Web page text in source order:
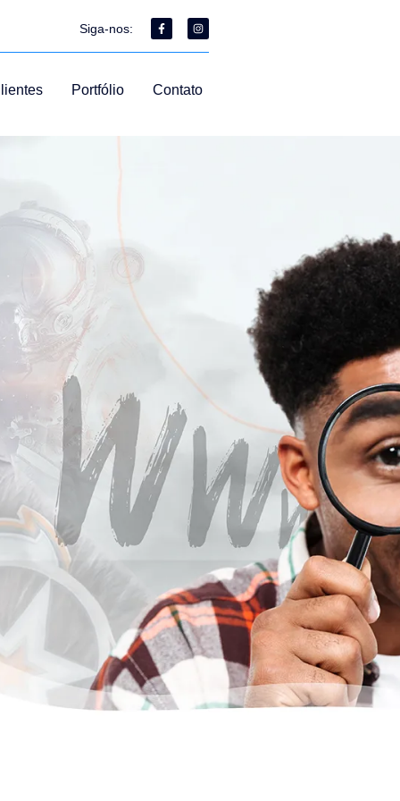
Siga-nos:
Portfólio Contato